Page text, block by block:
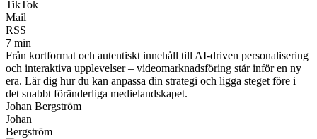
TikTok
Mail
RSS
7 min
Från kortformat och autentiskt innehåll till AI-driven personalisering
och interaktiva upplevelser – videomarknadsföring står inför en ny
era. Lär dig hur du kan anpassa din strategi och ligga steget före i
det snabbt föränderliga medielandskapet.
Johan Bergström
Johan
Bergström